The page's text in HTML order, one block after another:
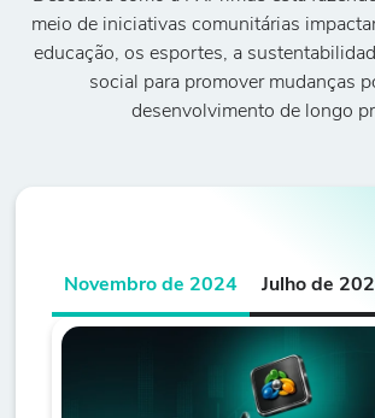
meio de iniciativas comunitárias
educação, os esportes, a
social para promover mudanças
desenvolvimento de longo
Novembro de 2024 Julho de